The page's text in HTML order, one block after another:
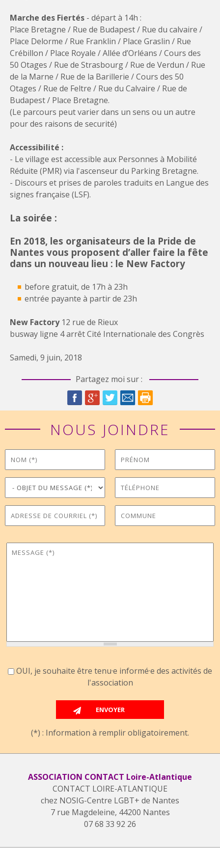
Marche des Fiertés - départ à 14h :
Place Bretagne / Rue de Budapest / Rue du calvaire /
Place Delorme / Rue Franklin / Place Graslin / Rue
Crébillon / Place Royale / Allée d’Orléans / Cours des
50 Otages / Rue de Strasbourg / Rue de Verdun / Rue
de la Marne / Rue de la Barillerie / Cours des 50
Otages / Rue de Feltre / Rue du Calvaire / Rue de
Budapest / Place Bretagne.
(Le parcours peut varier dans un sens ou un autre
pour des raisons de securité)
Accessibilité :
- Le village est accessible aux Personnes à Mobilité
Réduite (PMR) via l'ascenseur du Parking Bretagne.
- Discours et prises de paroles traduits en Langue des
signes française (LSF).
La soirée :
En 2018, les organisateurs de la Pride de
Nantes vous proposent d’aller faire la fête
dans un nouveau lieu : le New Factory
before gratuit, de 17h à 23h
entrée payante à partir de 23h
New Factory12 rue de Rieux
busway ligne 4 arrêt Cité Internationale des Congrès
Samedi, 9 juin, 2018
Partagez moi sur :
NOUS JOINDRE
Nom*
Prénom
Objet du message *
Téléphone
Adresse de courriel*
Commune
Message*
Accord information
OUI, je souhaite être tenu·e informé·e des activités de
l'association
(*) : Information à remplir obligatoirement.
ASSOCIATION CONTACT Loire-Atlantique
CONTACT LOIRE-ATLANTIQUE
chez NOSIG-Centre LGBT+ de Nantes
7 rue Magdeleine, 44200 Nantes
07 68 33 92 26